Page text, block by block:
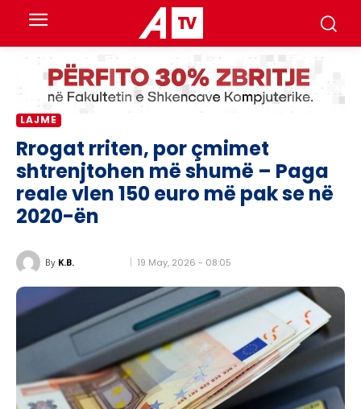
LAJME
Rrogat rriten, por çmimet
shtrenjtohen më shumë – Paga
reale vlen 150 euro më pak se në
2020-ën
By K.B. 19 May, 2026 - 08:05